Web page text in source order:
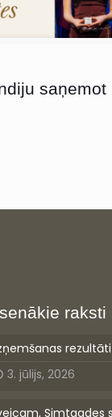
saņemot
raksti
3. jūlijs, 2026
Simtgades